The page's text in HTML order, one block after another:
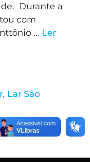
Durante a
com
… Ler
, Lar São